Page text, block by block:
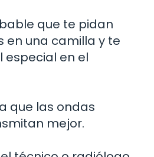
que te pidan
en una camilla y te
especial en el
que las ondas
mejor.